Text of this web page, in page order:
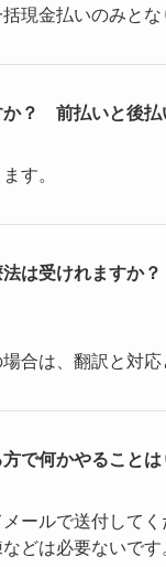
現金払いのみとな
か？ 前払いと後払
す。
は受けれますか？
合は、翻訳と対応
で何かやることは
ールで送付してく
どは必要ないです